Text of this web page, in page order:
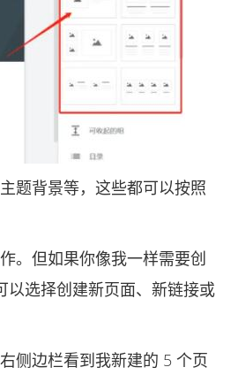
题背景等，这些都可以按照
。但如果你像我一样需要创
以选择创建新页面、新链接或
侧边栏看到我新建的 5 个页